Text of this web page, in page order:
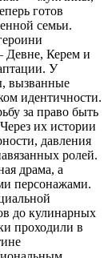
готов
семьи.
Керем и
У
вызванные
идентичности.
за право быть
их истории
давления
ролей.
драма, а
персонажами.
до кулинарных
проходили в